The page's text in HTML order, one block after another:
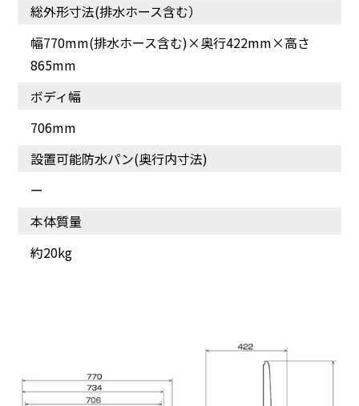
総外形寸法(排水ホース含む）
幅770mm(排水ホース含む)×奥行422mm×高さ
865mm
ボディ幅
706mm
設置可能防水パン(奥行内寸法)
ー
本体質量
約20kg